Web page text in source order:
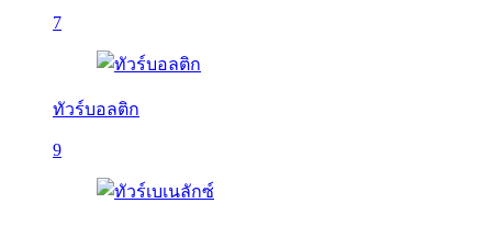
7
ทัวร์บอลติก
9